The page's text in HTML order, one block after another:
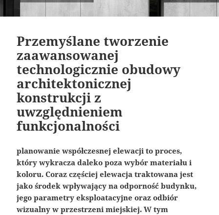
Przemyślane tworzenie
zaawansowanej
technologicznie obudowy
architektonicznej
konstrukcji z
uwzględnieniem
funkcjonalności
planowanie współczesnej elewacji to proces,
który wykracza daleko poza wybór materiału i
koloru. Coraz częściej elewacja traktowana jest
jako środek wpływający na odporność budynku,
jego parametry eksploatacyjne oraz odbiór
wizualny w przestrzeni miejskiej. W tym